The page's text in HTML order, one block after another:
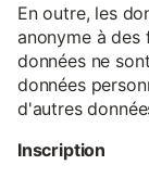
En outre, les
anonyme à des
données ne
données
d'autres
Inscription